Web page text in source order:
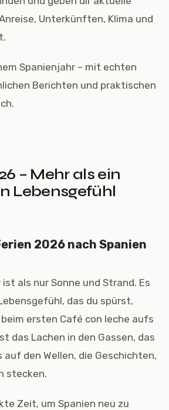
Unterkünften, Klima und
Spanienjahr – mit echten
Berichten und praktischen
– Mehr als ein
Lebensgefühl
2026 nach Spanien
ist als nur Sonne und Strand. Es
das du spürst,
ersten Café con leche aufs
das Lachen in den Gassen, das
auf den Wellen, die Geschichten,
stecken.
Zeit, um Spanien neu zu